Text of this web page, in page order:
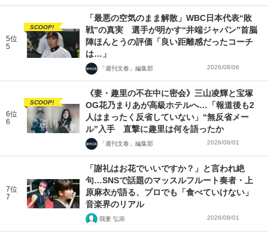
5位
5
SCOOP!
「最悪の空気のまま解散」WBC日本代表“敗
戦”の真実 選手が明かす“井端ジャパン”首脳
陣ほんとうの評価「良い距離感だったコーチ
は…」
「週刊文春」編集部 2026/08/06
6位
6
SCOOP!
《妻・趣里の不在中に密会》三山凌輝と宝塚
OG花乃まりあが高級ホテルへ…「報道後も2
人はまったく反省していない」“無反省メー
ル”入手 直撃に趣里は何を語ったか
「週刊文春」編集部 2026/08/01
7位
7
「謝礼はお花でいいですか？」と言われ絶
句…SNSで話題のマッスルフルート奏者・上
原麻衣が語る、プロでも「食べていけない」
音楽界のリアル
我妻 弘崇 2026/08/01